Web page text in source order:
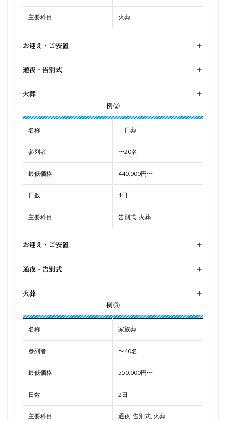
主要科目 火葬
お迎え・ご安置 +
通夜・告別式 +
火葬
+
例②
名称 一日葬
参列者 〜20名
最低価格 440,000円〜
日数 1日
主要科目 告別式, 火葬
お迎え・ご安置 +
通夜・告別式 +
火葬
+
例③
名称 家族葬
参列者 〜40名
最低価格 550,000円〜
日数 2日
主要科目 通夜, 告別式, 火葬